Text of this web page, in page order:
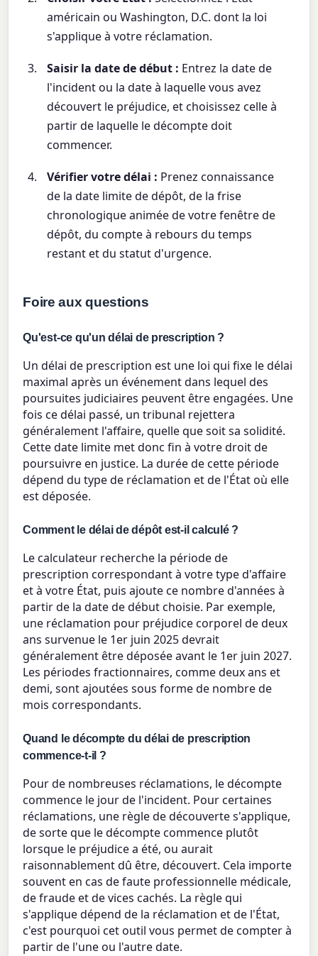
américain ou Washington, D.C. dont la loi
s'applique à votre réclamation.
Saisir la date de début : Entrez la date de
l'incident ou la date à laquelle vous avez
découvert le préjudice, et choisissez celle à
partir de laquelle le décompte doit
commencer.
Vérifier votre délai : Prenez connaissance
de la date limite de dépôt, de la frise
chronologique animée de votre fenêtre de
dépôt, du compte à rebours du temps
restant et du statut d'urgence.
Foire aux questions
Qu'est-ce qu'un délai de prescription ?
Un délai de prescription est une loi qui fixe le délai
maximal après un événement dans lequel des
poursuites judiciaires peuvent être engagées. Une
fois ce délai passé, un tribunal rejettera
généralement l'affaire, quelle que soit sa solidité.
Cette date limite met donc fin à votre droit de
poursuivre en justice. La durée de cette période
dépend du type de réclamation et de l'État où elle
est déposée.
Comment le délai de dépôt est-il calculé ?
Le calculateur recherche la période de
prescription correspondant à votre type d'affaire
et à votre État, puis ajoute ce nombre d'années à
partir de la date de début choisie. Par exemple,
une réclamation pour préjudice corporel de deux
ans survenue le 1er juin 2025 devrait
généralement être déposée avant le 1er juin 2027.
Les périodes fractionnaires, comme deux ans et
demi, sont ajoutées sous forme de nombre de
mois correspondants.
Quand le décompte du délai de prescription
commence-t-il ?
Pour de nombreuses réclamations, le décompte
commence le jour de l'incident. Pour certaines
réclamations, une règle de découverte s'applique,
de sorte que le décompte commence plutôt
lorsque le préjudice a été, ou aurait
raisonnablement dû être, découvert. Cela importe
souvent en cas de faute professionnelle médicale,
de fraude et de vices cachés. La règle qui
s'applique dépend de la réclamation et de l'État,
c'est pourquoi cet outil vous permet de compter à
partir de l'une ou l'autre date.